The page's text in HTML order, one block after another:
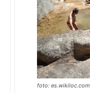
foto: es.wikiloc.com